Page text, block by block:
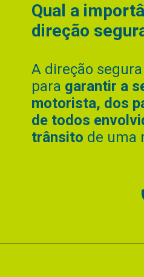
Qual a
direção
A direção
para garantir a
motorista, dos
de todos
trânsito de uma